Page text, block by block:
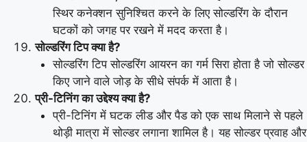
स्थिर कनेक्शन सुनिश्चित करने के लिए सोल्डरिंग के दौरान
घटकों को जगह पर रखने में मदद करता है।
सोल्डरिंग टिप क्या है?
सोल्डरिंग टिप सोल्डरिंग आयरन का गर्म सिरा होता है जो सोल्डर
किए जाने वाले जोड़ के सीधे संपर्क में आता है।
प्री-टिनिंग का उद्देश्य क्या है?
प्री-टिनिंग में घटक लीड और पैड को एक साथ मिलाने से पहले
थोड़ी मात्रा में सोल्डर लगाना शामिल है। यह सोल्डर प्रवाह और